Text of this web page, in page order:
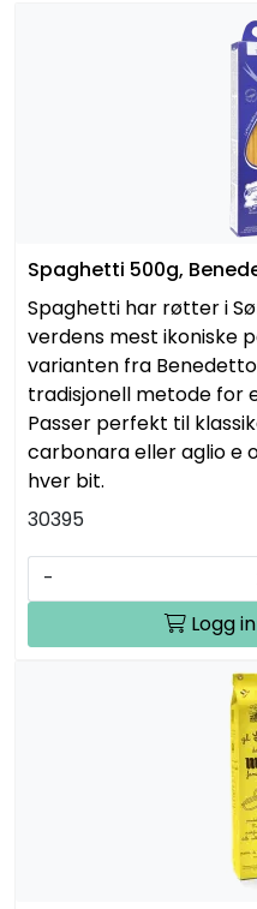
Spaghetti 500g,
Spaghetti har røtter i
verdens mest ikoniske
varianten fra
tradisjonell metode for
Passer perfekt til
carbonara eller aglio e
hver bit.
30395
-
Logg